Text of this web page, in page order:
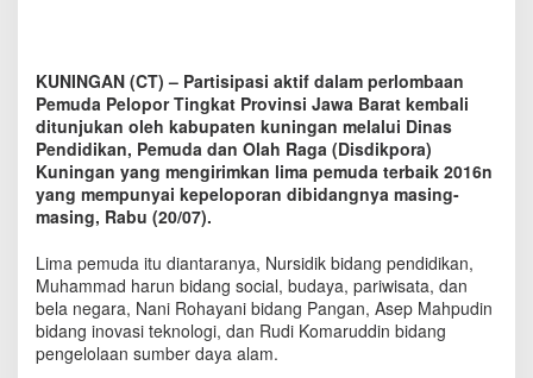
e
l
o
p
o
r
K
n
i
n
g
a
n
KUNINGAN (CT) – Partisipasi aktif dalam perlombaan
Pemuda Pelopor Tingkat Provinsi Jawa Barat kembali
ditunjukan oleh kabupaten kuningan melalui Dinas
Pendidikan, Pemuda dan Olah Raga (Disdikpora)
Kuningan yang mengirimkan lima pemuda terbaik 2016n
yang mempunyai kepeloporan dibidangnya masing-
masing, Rabu (20/07).
Lima pemuda itu diantaranya, Nursidik bidang pendidikan,
Muhammad harun bidang social, budaya, pariwisata, dan
bela negara, Nani Rohayani bidang Pangan, Asep Mahpudin
bidang inovasi teknologi, dan Rudi Komaruddin bidang
pengelolaan sumber daya alam.